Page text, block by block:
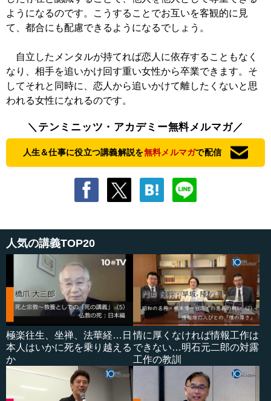
ようになるのです。こうすることでお互いを客観的に見
て、都合にも配慮できるようになるでしょう。
自立したメンタルが持てれば恋人に依存することもなく
なり、相手を追いかけ回す重い女性から卒業できます。そ
してそれと同時に、恋人から追いかけて離したくないと思
われる女性になれるのです。
＼テンミニッツ・アカデミー無料メルマガ／
人生＆仕事に役立つ講義解説を無料メルマガで配信
人気の講義TOP20
極楽往生、坐禅、法華経…日
本人はいかに死を乗り越える
か
情に厚くなければ情報工作は
できない…明石元二郎の対露
工作の教訓